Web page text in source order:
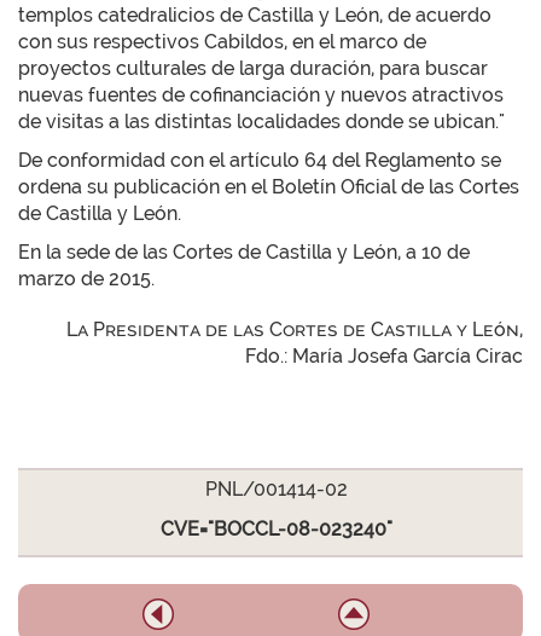
templos catedralicios de Castilla y León, de acuerdo
con sus respectivos Cabildos, en el marco de
proyectos culturales de larga duración, para buscar
nuevas fuentes de cofinanciación y nuevos atractivos
de visitas a las distintas localidades donde se ubican."
De conformidad con el artículo 64 del Reglamento se
ordena su publicación en el Boletín Oficial de las Cortes
de Castilla y León.
En la sede de las Cortes de Castilla y León, a 10 de
marzo de 2015.
La Presidenta de las Cortes de Castilla y León,
Fdo.: María Josefa García Cirac
PNL/001414-02
CVE="BOCCL-08-023240"